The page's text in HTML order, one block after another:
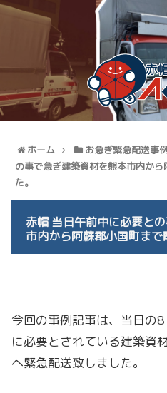
ホーム お急ぎ緊急配送事
の事で急ぎ建築資材を熊本市内か
た。
赤帽 当日午前中に必要と
市内から阿蘇郡小国町まで
今回の事例記事は、当日の
に必要とされている建築資
へ緊急配送致しました。